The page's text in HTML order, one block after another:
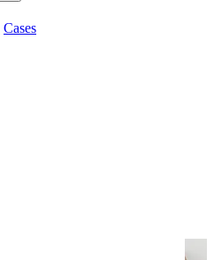
Cases